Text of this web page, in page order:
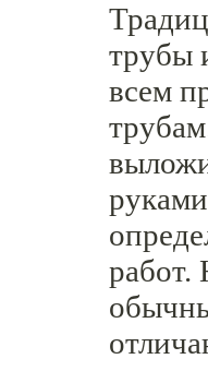
трубы
всем
работ.